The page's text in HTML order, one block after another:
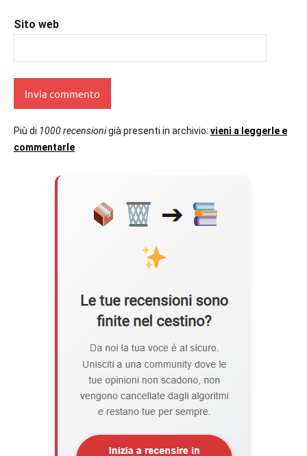
Sito web
Più di 1000 recensionigià presenti in archivio: vieni a leggerle e
commentarle